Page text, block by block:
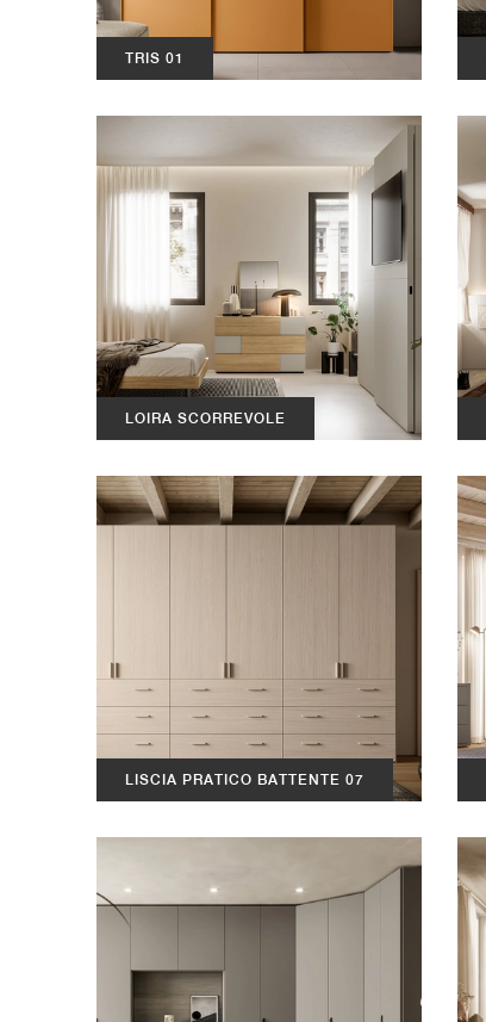
TRIS 01
LOIRA SCORREVOLE
LISCIA PRATICO BATTENTE 07